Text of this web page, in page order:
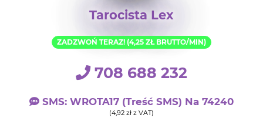
Tarocista Lex
ZADZWOŃ TERAZ! (4,25 ZŁ BRUTTO/MIN)
708 688 232
SMS: WROTA17 (treść SMS) Na 74240
(4,92 zł z VAT)